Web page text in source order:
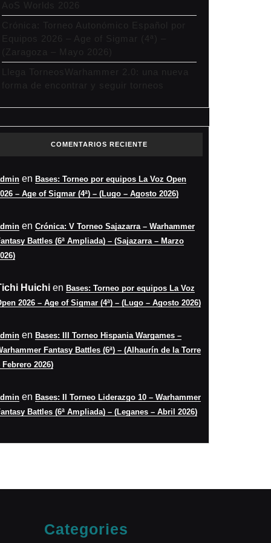
AoS Worlds 2026
Crónica: Torneo Autonómico Español por
Equipos 2026 – Age of Sigmar (4ª) –
(Zaragoza – Mayo 2026)
Llega TorneosWarhammer 2.0: una nueva
forma de encontrar y seguir torneos
COMENTARIOS RECIENTE
en Bases: Torneo por equipos La Voz Open
– Age of Sigmar (4ª) – (Lugo – Agosto 2026)
en Crónica: V Torneo Sajazarra – Warhammer
Battles (6ª Ampliada) – (Sajazarra – Marzo
Huichi en Bases: Torneo por equipos La Voz
2026 – Age of Sigmar (4ª) – (Lugo – Agosto 2026)
en Bases: III Torneo Hispania Wargames –
Fantasy Battles (6ª) – (Alhaurín de la Torre
Febrero 2026)
en Bases: II Torneo Liderazgo 10 – Warhammer
Battles (6ª Ampliada) – (Leganes – Abril 2026)
Categories